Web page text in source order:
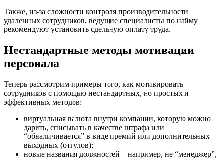
Также, из-за сложности контроля производительности
удаленных сотрудников, ведущие специалисты по найму
рекомендуют установить сдельную оплату труда.
Нестандартные методы мотивации
персонала
Теперь рассмотрим примеры того, как мотивировать
сотрудников с помощью нестандартных, но простых и
эффективных методов:
виртуальная валюта внутри компании, которую можно
дарить, списывать в качестве штрафа или
“обналичивается” в виде премий или дополнительных
выходных (отгулов);
новые названия должностей – например, не “менеджер”,